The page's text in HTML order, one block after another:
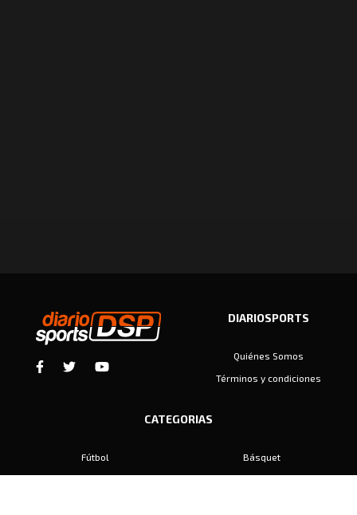
DIARIOSPORTS
Quiénes Somos
Términos y condiciones
CATEGORIAS
Fútbol
Básquet